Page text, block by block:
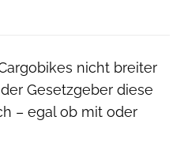
nicht breiter
Gesetzgeber diese
– egal ob mit oder